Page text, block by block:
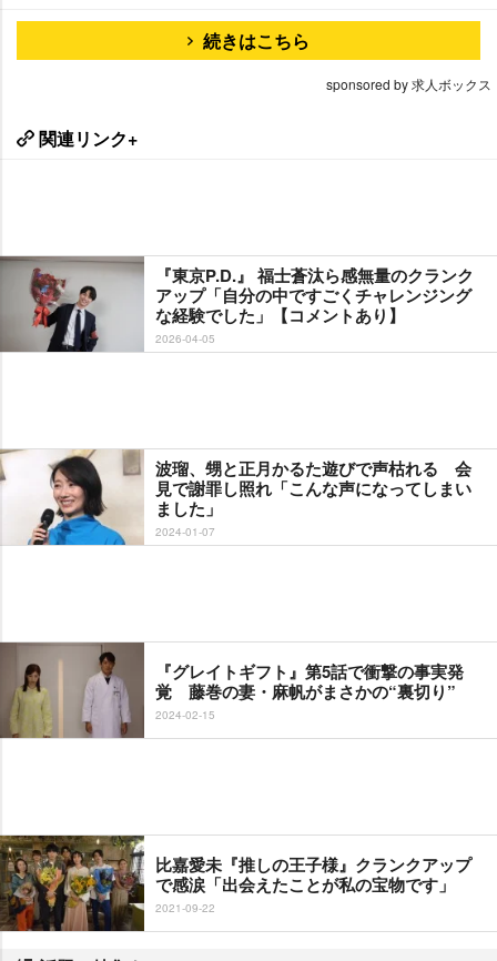
続きはこちら
sponsored by 求人ボックス
関連リンク+
『東京P.D.』 福士蒼汰ら感無量のクランク
アップ「自分の中ですごくチャレンジング
な経験でした」【コメントあり】
2026-04-05
波瑠、甥と正月かるた遊びで声枯れる 会
見で謝罪し照れ「こんな声になってしまい
ました」
2024-01-07
『グレイトギフト』第5話で衝撃の事実発
覚 藤巻の妻・麻帆がまさかの“裏切り”
2024-02-15
比嘉愛未『推しの王子様』クランクアップ
で感涙「出会えたことが私の宝物です」
2021-09-22